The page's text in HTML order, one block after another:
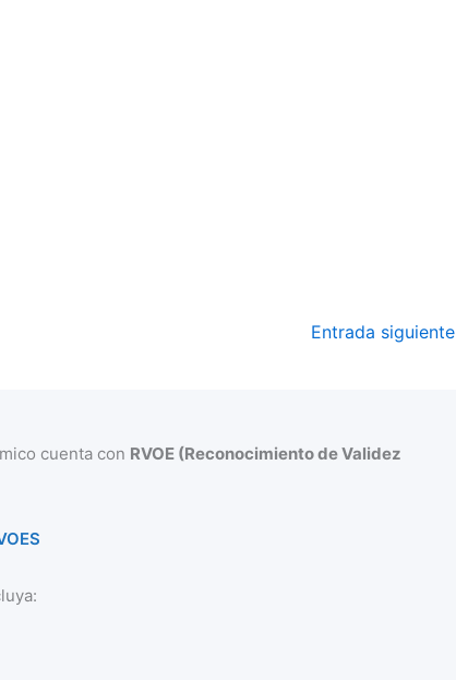
Entrada siguiente
cuenta con RVOE (Reconocimiento de Validez